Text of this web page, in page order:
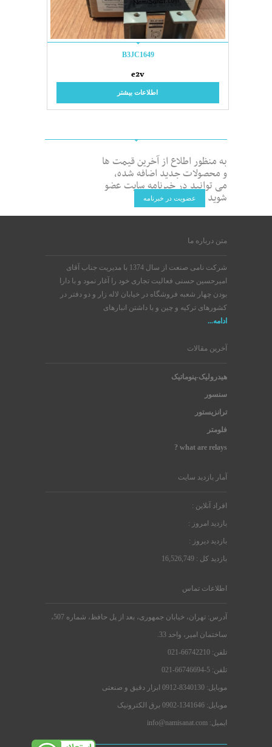
B3JC1649
e2v
اطلاعات بیشتر
به منظور اطلاع از آخرین قیمت ها
و محصولات جدید اضافه شده،
می توانید در خبرنامه سایت عضو
شوید عضویت در خبرنامه
متن درباره ما
شرکت نامی صنعت از سال 1374 با مدیریت جناب آقای
امیرحسین حسنی فعالیت تجاری خود را آغار نمود و با دارا
بودن چهار شعبه فروشگاه در خیابان لاله زار و دو دفتر در
کشورهای ترکیه و چین و با داشتن انبارهای
ادامه...
آخرین مقالات
هیدرولیک-پنوماتیک
سنسور
ترانزیستور
فلومتر
what are relays ?
آمار بازدید سایت
افراد آنلاین :
بازدید امروز :
بازدید دیروز :
بازدید کل : 16,526,749
اطلاعات تماس
آدرس: تهران، خیابان جمهوری، بعد از پل حافظ، شماره 507،
ساختمان امیر، واحد 33.
تلفن: 66742210-021
تلفن: 5-66746694-021
موبایل: 8340130-0912 ابزار دقیق و صنعتی
موبایل: 1341646-0902 برق الکترونیک
ایمیل: info@namisanat.com